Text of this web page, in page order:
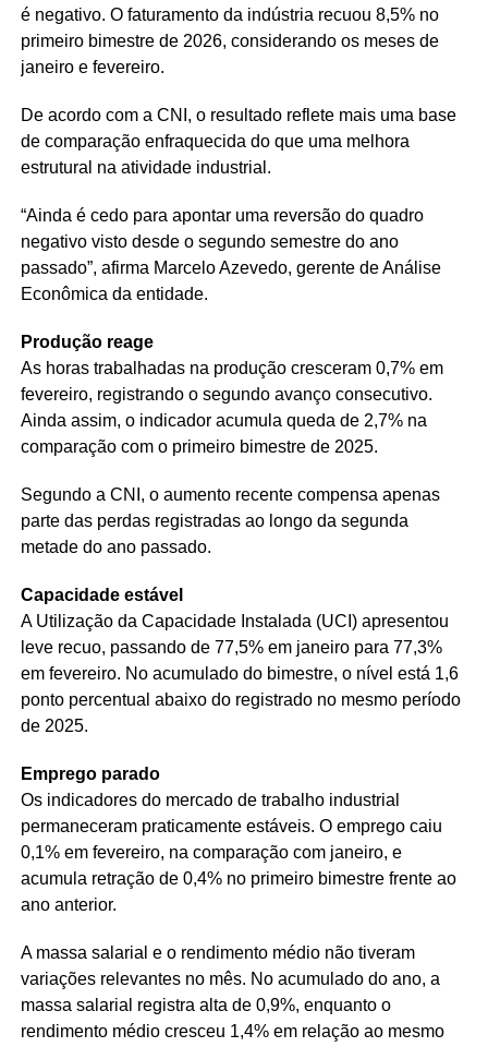
é negativo. O faturamento da indústria recuou 8,5% no
primeiro bimestre de 2026, considerando os meses de
janeiro e fevereiro.
De acordo com a CNI, o resultado reflete mais uma base
de comparação enfraquecida do que uma melhora
estrutural na atividade industrial.
“Ainda é cedo para apontar uma reversão do quadro
negativo visto desde o segundo semestre do ano
passado”, afirma Marcelo Azevedo, gerente de Análise
Econômica da entidade.
Produção reage
As horas trabalhadas na produção cresceram 0,7% em
fevereiro, registrando o segundo avanço consecutivo.
Ainda assim, o indicador acumula queda de 2,7% na
comparação com o primeiro bimestre de 2025.
Segundo a CNI, o aumento recente compensa apenas
parte das perdas registradas ao longo da segunda
metade do ano passado.
Capacidade estável
A Utilização da Capacidade Instalada (UCI) apresentou
leve recuo, passando de 77,5% em janeiro para 77,3%
em fevereiro. No acumulado do bimestre, o nível está 1,6
ponto percentual abaixo do registrado no mesmo período
de 2025.
Emprego parado
Os indicadores do mercado de trabalho industrial
permaneceram praticamente estáveis. O emprego caiu
0,1% em fevereiro, na comparação com janeiro, e
acumula retração de 0,4% no primeiro bimestre frente ao
ano anterior.
A massa salarial e o rendimento médio não tiveram
variações relevantes no mês. No acumulado do ano, a
massa salarial registra alta de 0,9%, enquanto o
rendimento médio cresceu 1,4% em relação ao mesmo